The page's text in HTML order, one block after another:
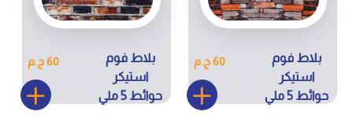
بلاط فوم
استيكر
حوائط 5 ملي
60 ج.م
بلاط فوم
استيكر
حوائط 5 ملي
60 ج.م